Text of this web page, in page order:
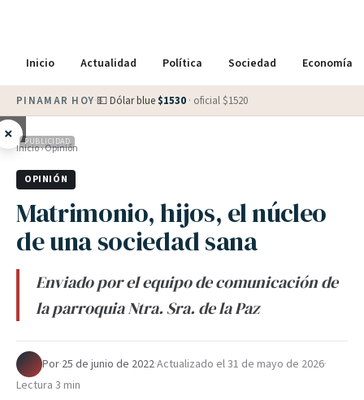
Inicio Actualidad Política Sociedad Economía
PINAMAR HOY·💵 Dólar blue $1530 · oficial $1520
× PUBLICIDAD
Inicio›Opinión
OPINIÓN
Matrimonio, hijos, el núcleo
de una sociedad sana
Enviado por el equipo de comunicación de
la parroquia Ntra. Sra. de la Paz
Por·25 de junio de 2022·Actualizado el31 de mayo de 2026·
Lectura 3 min